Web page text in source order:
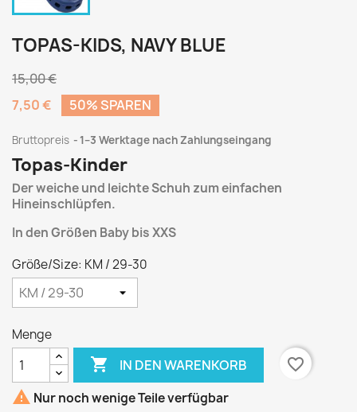
TOPAS-KIDS, NAVY BLUE
15,00 €
7,50 €
50% SPAREN
Bruttopreis 1–3 Werktage nach Zahlungseingang
Topas-Kinder
Der weiche und leichte Schuh zum einfachen
Hineinschlüpfen.
In den Größen Baby bis XXS
Größe/Size: KM / 29-30
Menge
 IN DEN WARENKORB
favorite_border
 Nur noch wenige Teile verfügbar